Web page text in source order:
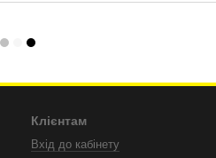
Клієнтам
Вхід до кабінету